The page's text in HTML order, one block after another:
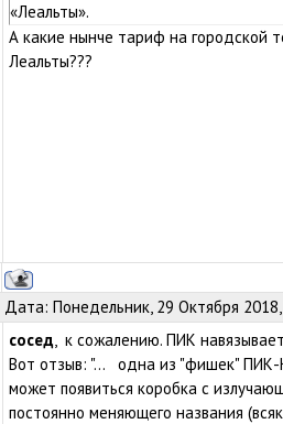
«Леальты».
А какие нынче тариф на городской
Леальты???
Дата: Понедельник, 29 Октября
сосед, к сожалению. ПИК
Вот отзыв: "... одна из "фишек"
может появиться коробка с
постоянно меняющего названия